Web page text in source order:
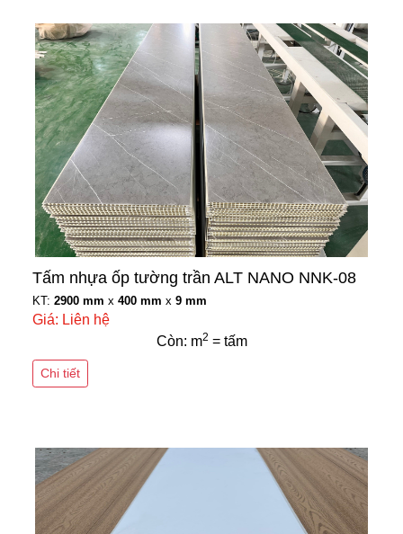
Tấm nhựa ốp tường trần ALT NANO NNK-08
KT: 2900 mm x 400 mm x 9 mm
Giá: Liên hệ
Còn: m2 = tấm
Chi tiết